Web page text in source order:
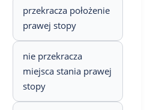
przekracza położenie
prawej stopy
nie przekracza
miejsca stania prawej
stopy